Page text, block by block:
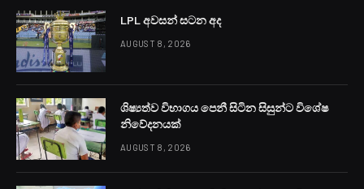
LPL අවසන් සටන අද
AUGUST 8, 2026
ශිෂ්‍යත්ව විභාගය පෙනී සිටින සිසුන්ට විශේෂ
නිවේදනයක්
AUGUST 8, 2026